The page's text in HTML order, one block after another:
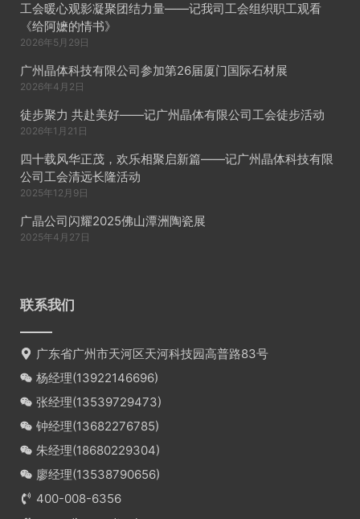
工会暖心观影凝聚团结力量——记我司工会组织职工观看
《给阿嬷的情书》
2026年5月29日
广州晶体科技有限公司参加第26届厦门国际石材展
2026年4月2日
徒步聚力 共赴美好——记广州晶体有限公司工会徒步活动
2026年1月21日
四十载风华正茂，欢乐相聚启新篇——记广州晶体科技有限
公司工会清远长隆活动
2025年12月9日
广晶公司闪耀2025佛山潭洲陶瓷展
2025年4月27日
联系我们
广东省广州市天河区天河科技园高普路83号
杨经理(13922146696)
张经理(13539729473)
钟经理(13682276785)
朱经理(18680229304)
廖经理(13538790656)
400-008-6356